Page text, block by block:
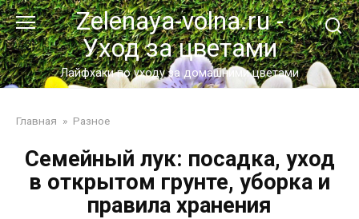
Перейти
к
контенту
Zelenaya-volna.ru -
Уход за цветами
Лайфхаки по уходу за домашними цветами
Главная » Разное
Семейный лук: посадка, уход
в открытом грунте, уборка и
правила хранения